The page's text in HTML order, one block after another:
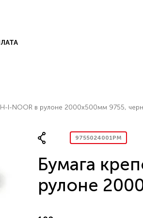
КОЛЛЕКЦИИ
БЛОГ
I-NOOR в рулоне 2000х500мм 9755,
9755024001PM
Бумага
рулоне